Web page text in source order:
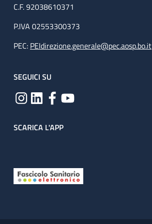
C.F. 92038610371
P.IVA 02553300373
PEC: PEIdirezione.generale@pec.aosp.bo.it
SEGUICI SU
SCARICA L'APP